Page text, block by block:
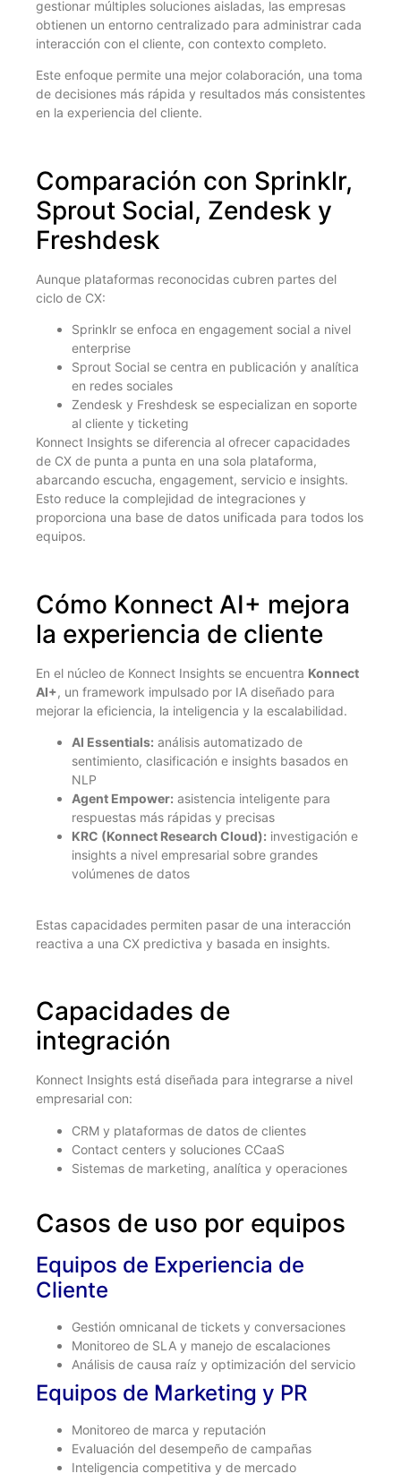
gestionar múltiples soluciones aisladas, las empresas
obtienen un entorno centralizado para administrar cada
interacción con el cliente, con contexto completo.
Este enfoque permite una mejor colaboración, una toma
de decisiones más rápida y resultados más consistentes
en la experiencia del cliente.
Comparación con Sprinklr,
Sprout Social, Zendesk y
Freshdesk
Aunque plataformas reconocidas cubren partes del
ciclo de CX:
Sprinklr se enfoca en engagement social a nivel
enterprise
Sprout Social se centra en publicación y analítica
en redes sociales
Zendesk y Freshdesk se especializan en soporte
al cliente y ticketing
Konnect Insights se diferencia al ofrecer capacidades
de CX de punta a punta en una sola plataforma,
abarcando escucha, engagement, servicio e insights.
Esto reduce la complejidad de integraciones y
proporciona una base de datos unificada para todos los
equipos.
Cómo Konnect AI+ mejora
la experiencia de cliente
En el núcleo de Konnect Insights se encuentra Konnect
AI+, un framework impulsado por IA diseñado para
mejorar la eficiencia, la inteligencia y la escalabilidad.
AI Essentials: análisis automatizado de
sentimiento, clasificación e insights basados en
NLP
Agent Empower: asistencia inteligente para
respuestas más rápidas y precisas
KRC (Konnect Research Cloud): investigación e
insights a nivel empresarial sobre grandes
volúmenes de datos
Estas capacidades permiten pasar de una interacción
reactiva a una CX predictiva y basada en insights.
Capacidades de
integración
Konnect Insights está diseñada para integrarse a nivel
empresarial con:
CRM y plataformas de datos de clientes
Contact centers y soluciones CCaaS
Sistemas de marketing, analítica y operaciones
Casos de uso por equipos
Equipos de Experiencia de
Cliente
Gestión omnicanal de tickets y conversaciones
Monitoreo de SLA y manejo de escalaciones
Análisis de causa raíz y optimización del servicio
Equipos de Marketing y PR
Monitoreo de marca y reputación
Evaluación del desempeño de campañas
Inteligencia competitiva y de mercado